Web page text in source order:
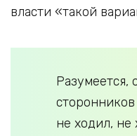
власти «такой
Разумеется,
не ходил, не